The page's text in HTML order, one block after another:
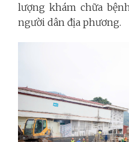
lượng khám chữa
người dân địa phương.